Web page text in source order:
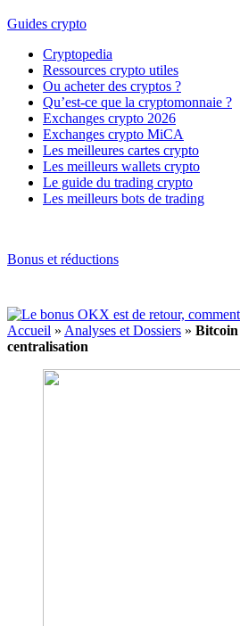
Guides crypto
Cryptopedia
Ressources crypto utiles
Ou acheter des cryptos ?
Qu’est-ce que la cryptomonnaie ?
Exchanges crypto 2026
Exchanges crypto MiCA
Les meilleures cartes crypto
Les meilleurs wallets crypto
Le guide du trading crypto
Les meilleurs bots de trading
Bonus et réductions
Accueil » Analyses et Dossiers » Bitcoin
centralisation